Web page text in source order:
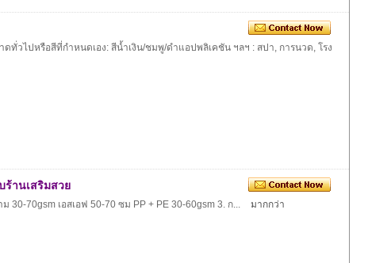
ทั่วไปหรือสีที่กำหนดเอง: สีน้ำเงิน/ชมพู/ดำแอปพลิเคชัน ฯลฯ : สปา, การนวด, โรง
ร้านเสริมสวย
70gsm เอสเอฟ 50-70 ซม PP + PE 30-60gsm 3. ก... มากกว่า